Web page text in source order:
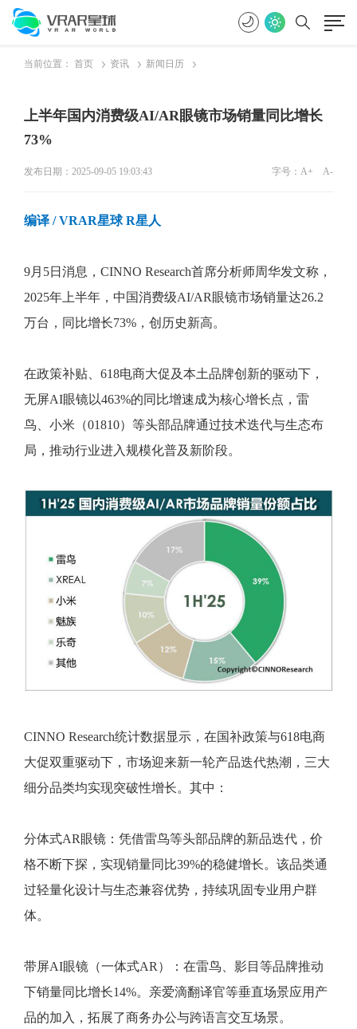
当前位置： 首页 资讯 新闻日历
上半年国内消费级AI/AR眼镜市场销量同比增长
73%
发布日期：2025-09-05 19:03:43 字号： A+ A-
编译 / VRAR星球 R星人
9月5日消息，CINNO Research首席分析师周华发文称，
2025年上半年，中国消费级AI/AR眼镜市场销量达26.2
万台，同比增长73%，创历史新高。
在政策补贴、618电商大促及本土品牌创新的驱动下，
无屏AI眼镜以463%的同比增速成为核心增长点，雷
鸟、小米（01810）等头部品牌通过技术迭代与生态布
局，推动行业进入规模化普及新阶段。
CINNO Research统计数据显示，在国补政策与618电商
大促双重驱动下，市场迎来新一轮产品迭代热潮，三大
细分品类均实现突破性增长。其中：
分体式AR眼镜：凭借雷鸟等头部品牌的新品迭代，价
格不断下探，实现销量同比39%的稳健增长。该品类通
过轻量化设计与生态兼容优势，持续巩固专业用户群
体。
带屏AI眼镜（一体式AR）：在雷鸟、影目等品牌推动
下销量同比增长14%。亲爱滴翻译官等垂直场景应用产
品的加入，拓展了商务办公与跨语言交互场景。